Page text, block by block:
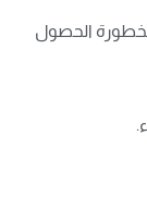
لخطورة الحصول